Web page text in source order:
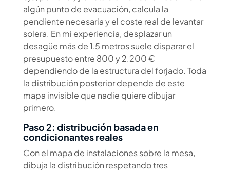
algún punto de evacuación, calcula la
pendiente necesaria y el coste real de levantar
solera. En mi experiencia, desplazar un
desagüe más de 1,5 metros suele disparar el
presupuesto entre 800 y 2.200 €
dependiendo de la estructura del forjado. Toda
la distribución posterior depende de este
mapa invisible que nadie quiere dibujar
primero.
Paso 2: distribución basada en
condicionantes reales
Con el mapa de instalaciones sobre la mesa,
dibuja la distribución respetando tres